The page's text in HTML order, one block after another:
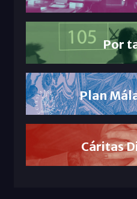
Por
Plan
Cáritas